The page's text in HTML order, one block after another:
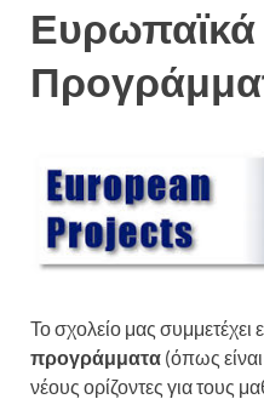
Ευρωπαϊκά
Το σχολείο μας συμμετέχει
προγράμματα (όπως
νέους ορίζοντες για τους